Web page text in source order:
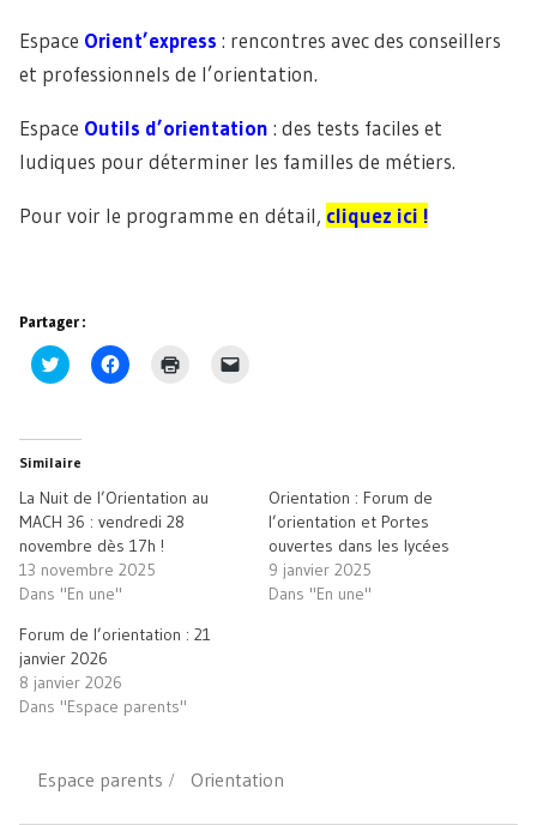
Espace Orient’express : rencontres avec des conseillers
et professionnels de l’orientation.
Espace Outils d’orientation : des tests faciles et
ludiques pour déterminer les familles de métiers.
Pour voir le programme en détail, cliquez ici !
Partager :
Cliquez
pour
dans
une
nouvelle
fenêtre)
Cliquez
pour
Cliquer
ami(ouvre
dans
nouvelle
fenêtre)
Similaire
La Nuit de l’Orientation au
MACH 36 : vendredi 28
novembre dès 17h !
13 novembre 2025
Dans "En une"
Orientation : Forum de
l’orientation et Portes
ouvertes dans les lycées
9 janvier 2025
Dans "En une"
Forum de l’orientation : 21
janvier 2026
8 janvier 2026
Dans "Espace parents"
Espace parents Orientation